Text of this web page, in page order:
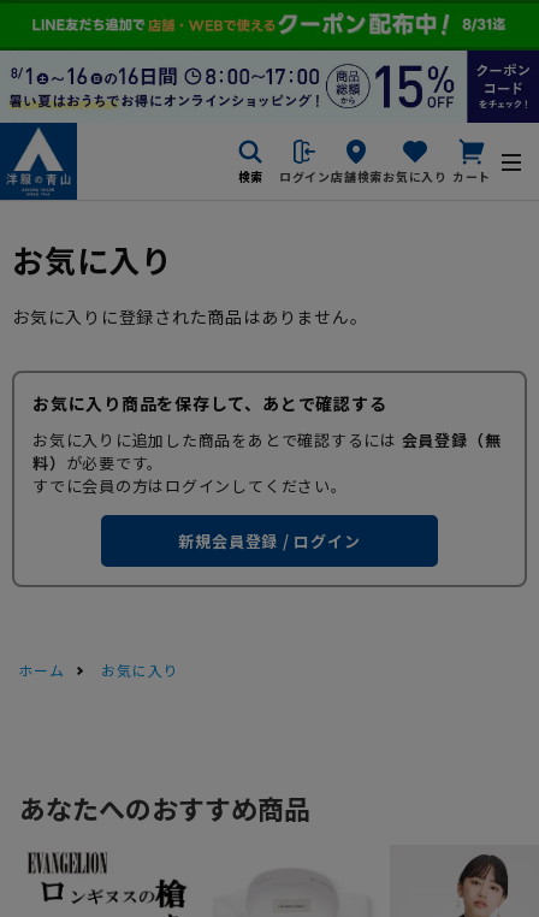
検索 ログイン店舗検索お気に入り カート
お気に入り
お気に入りに登録された商品はありません。
お気に入り商品を保存して、あとで確認する
お気に入りに追加した商品をあとで確認するには 会員登録（無
料） が必要です。
すでに会員の方はログインしてください。
新規会員登録 / ログイン
ホーム お気に入り